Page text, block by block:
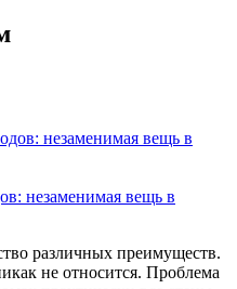
незаменимая вещь в
различных преимуществ.
не относится. Проблема